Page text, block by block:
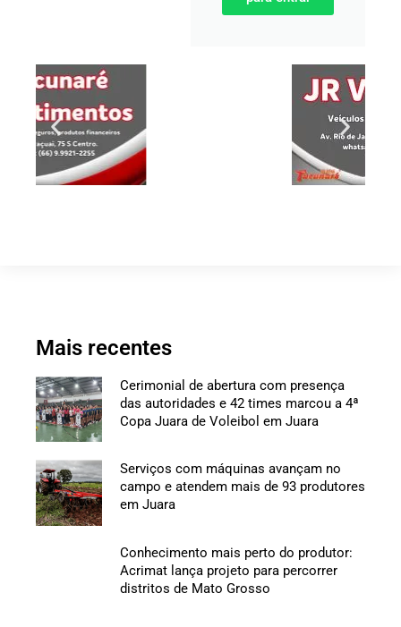
Mais recentes
Cerimonial de abertura com presença
das autoridades e 42 times marcou a 4ª
Copa Juara de Voleibol em Juara
Serviços com máquinas avançam no
campo e atendem mais de 93 produtores
em Juara
Conhecimento mais perto do produtor:
Acrimat lança projeto para percorrer
distritos de Mato Grosso